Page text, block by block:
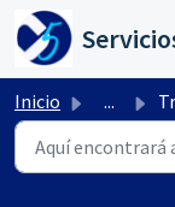
Saltar al
Inicio ...